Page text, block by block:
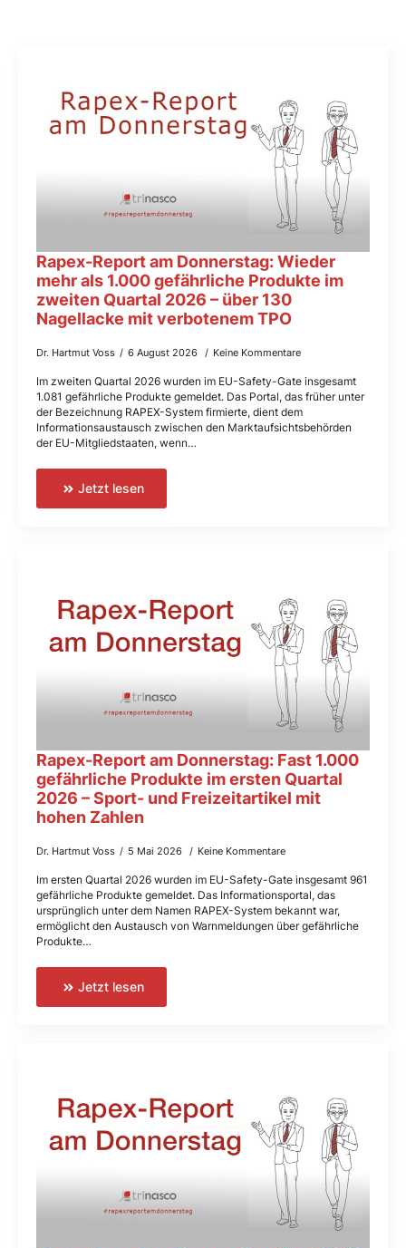
Rapex-Report am Donnerstag: Wieder
mehr als 1.000 gefährliche Produkte im
zweiten Quartal 2026 – über 130
Nagellacke mit verbotenem TPO
Dr. Hartmut Voss 6 August 2026 Keine Kommentare
Im zweiten Quartal 2026 wurden im EU-Safety-Gate insgesamt
1.081 gefährliche Produkte gemeldet. Das Portal, das früher unter
der Bezeichnung RAPEX-System firmierte, dient dem
Informationsaustausch zwischen den Marktaufsichtsbehörden
der EU-Mitgliedstaaten, wenn…
Jetzt lesen
Rapex-Report am Donnerstag: Fast 1.000
gefährliche Produkte im ersten Quartal
2026 – Sport- und Freizeitartikel mit
hohen Zahlen
Dr. Hartmut Voss 5 Mai 2026 Keine Kommentare
Im ersten Quartal 2026 wurden im EU-Safety-Gate insgesamt 961
gefährliche Produkte gemeldet. Das Informationsportal, das
ursprünglich unter dem Namen RAPEX-System bekannt war,
ermöglicht den Austausch von Warnmeldungen über gefährliche
Produkte…
Jetzt lesen